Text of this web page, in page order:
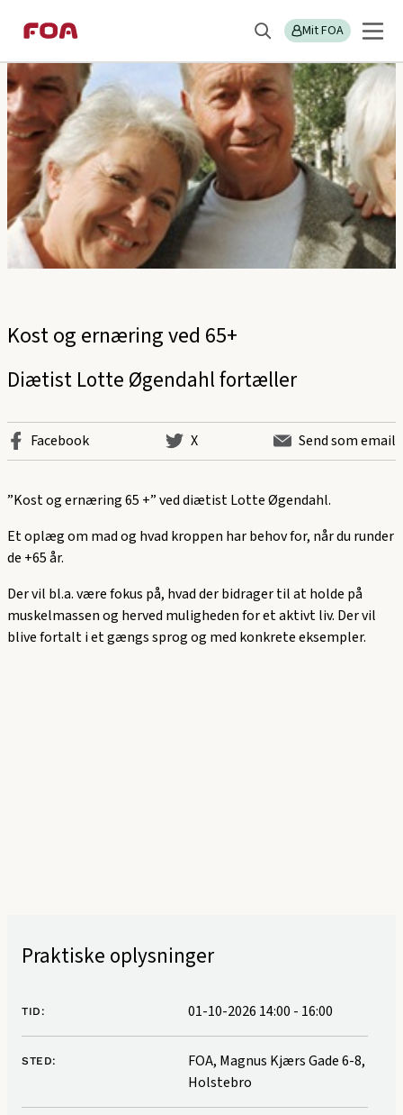
til
hovedindhold
til
hovedmenu
Søg Mit FOA
menu
FOA Midt- og Vestjylland
Kost og ernæring ved 65+
Diætist Lotte Øgendahl fortæller
Facebook X Send som email
”Kost og ernæring 65 +” ved diætist Lotte Øgendahl.
Et oplæg om mad og hvad kroppen har behov for, når du runder
de +65 år.
Der vil bl.a. være fokus på, hvad der bidrager til at holde på
muskelmassen og herved muligheden for et aktivt liv. Der vil
blive fortalt i et gængs sprog og med konkrete eksempler.
Praktiske oplysninger
TID: 01-10-2026 14:00 - 16:00
STED:
FOA, Magnus Kjærs Gade 6-8,
Holstebro